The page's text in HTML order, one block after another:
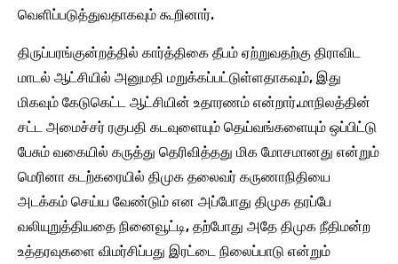
வெளிப்படுத்துவதாகவும் கூறினார்.
திருப்பரங்குன்றத்தில் கார்த்திகை தீபம் ஏற்றுவதற்கு திராவிட
மாடல் ஆட்சியில் அனுமதி மறுக்கப்பட்டுள்ளதாகவும், இது
மிகவும் கேடுகெட்ட ஆட்சியின் உதாரணம் என்றார்.மாநிலத்தின்
சட்ட அமைச்சர் ரகுபதி கடவுளையும் தெய்வங்களையும் ஒப்பிட்டு
பேசும் வகையில் கருத்து தெரிவித்தது மிக மோசமானது என்றும்
மெரினா கடற்கரையில் திமுக தலைவர் கருணாநிதியை
அடக்கம் செய்ய வேண்டும் என அப்போது திமுக தரப்பே
வலியுறுத்தியதை நினைவூட்டி, தற்போது அதே திமுக நீதிமன்ற
உத்தரவுகளை விமர்சிப்பது இரட்டை நிலைப்பாடு என்றும்